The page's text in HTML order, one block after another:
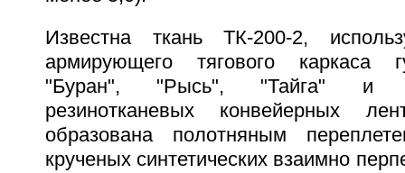
Известна ткань ТК-200-2,
армирующего тягового каркаса
"Буран", "Рысь", "Тайга" и
резинотканевых конвейерных
образована полотняным
крученых синтетических взаимно